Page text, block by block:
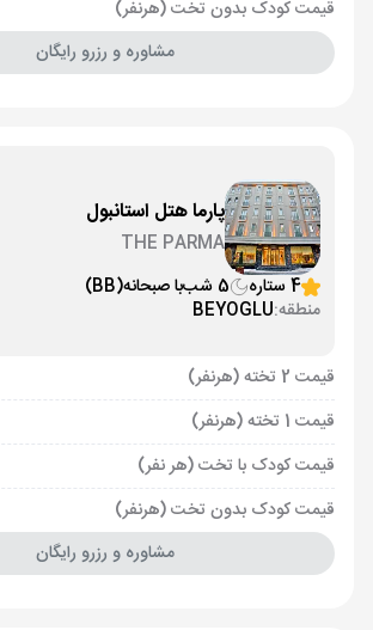
قیمت کودک بدون تخت (هرنفر)
مشاوره و رزرو رایگان
پارما هتل استانبول
THE PARMA
4 ستاره
5 شب با صبحانه(BB)
منطقه:BEYOGLU
قیمت 2 تخته (هرنفر)
قیمت 1 تخته (هرنفر)
قیمت کودک با تخت (هر نفر)
قیمت کودک بدون تخت (هرنفر)
مشاوره و رزرو رایگان